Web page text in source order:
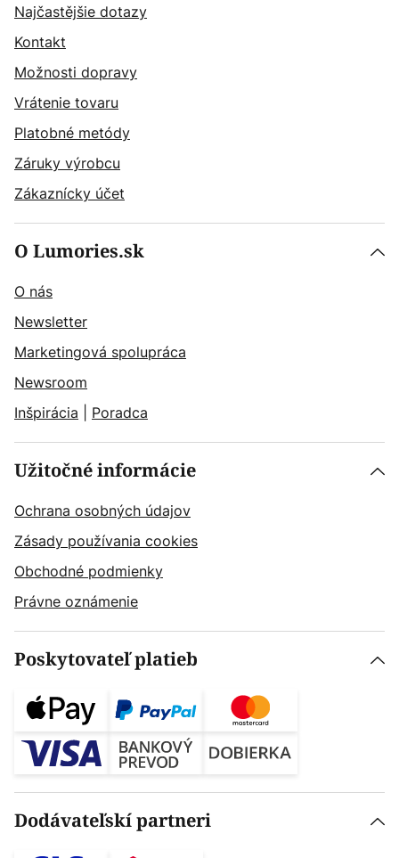
Najčastějšie dotazy
Kontakt
Možnosti dopravy
Vrátenie tovaru
Platobné metódy
Záruky výrobcu
Zákaznícky účet
O Lumories.sk
O nás
Newsletter
Marketingová spolupráca
Newsroom
Inšpirácia
Poradca
Užitočné informácie
Ochrana osobných údajov
Zásady používania cookies
Obchodné podmienky
Právne oznámenie
Poskytovateľ platieb
Dodávateľskí partneri